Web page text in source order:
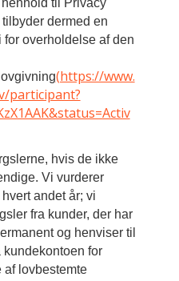
til Privacy
dermed en
overholdelse af den
(https://www.
participant?
hvis de ikke
Vi vurderer
andet år; vi
fra kunder, der har
og henviser til
for
lovbestemte